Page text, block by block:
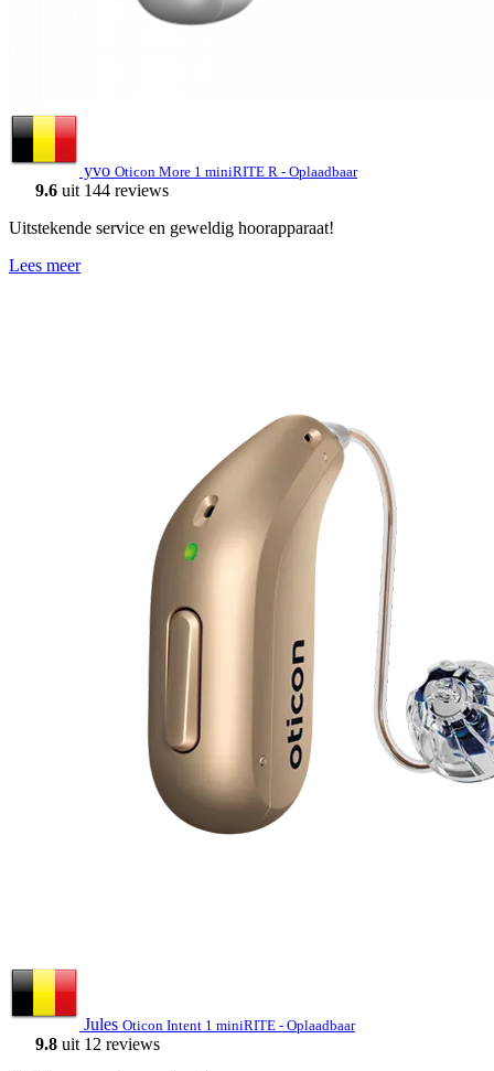
yvo Oticon More 1 miniRITE R - Oplaadbaar
9.6 uit 144 reviews
Uitstekende service en geweldig hoorapparaat!
Lees meer
Jules Oticon Intent 1 miniRITE - Oplaadbaar
9.8 uit 12 reviews